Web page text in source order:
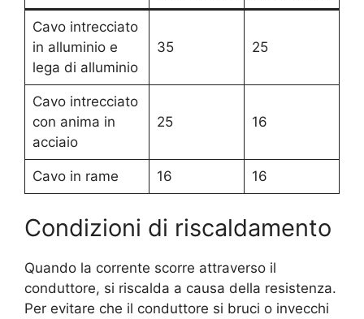
Cavo intrecciato
in alluminio e
lega di alluminio
35 25
Cavo intrecciato
con anima in
acciaio
25 16
Cavo in rame 16 16
Condizioni di riscaldamento
Quando la corrente scorre attraverso il
conduttore, si riscalda a causa della resistenza.
Per evitare che il conduttore si bruci o invecchi